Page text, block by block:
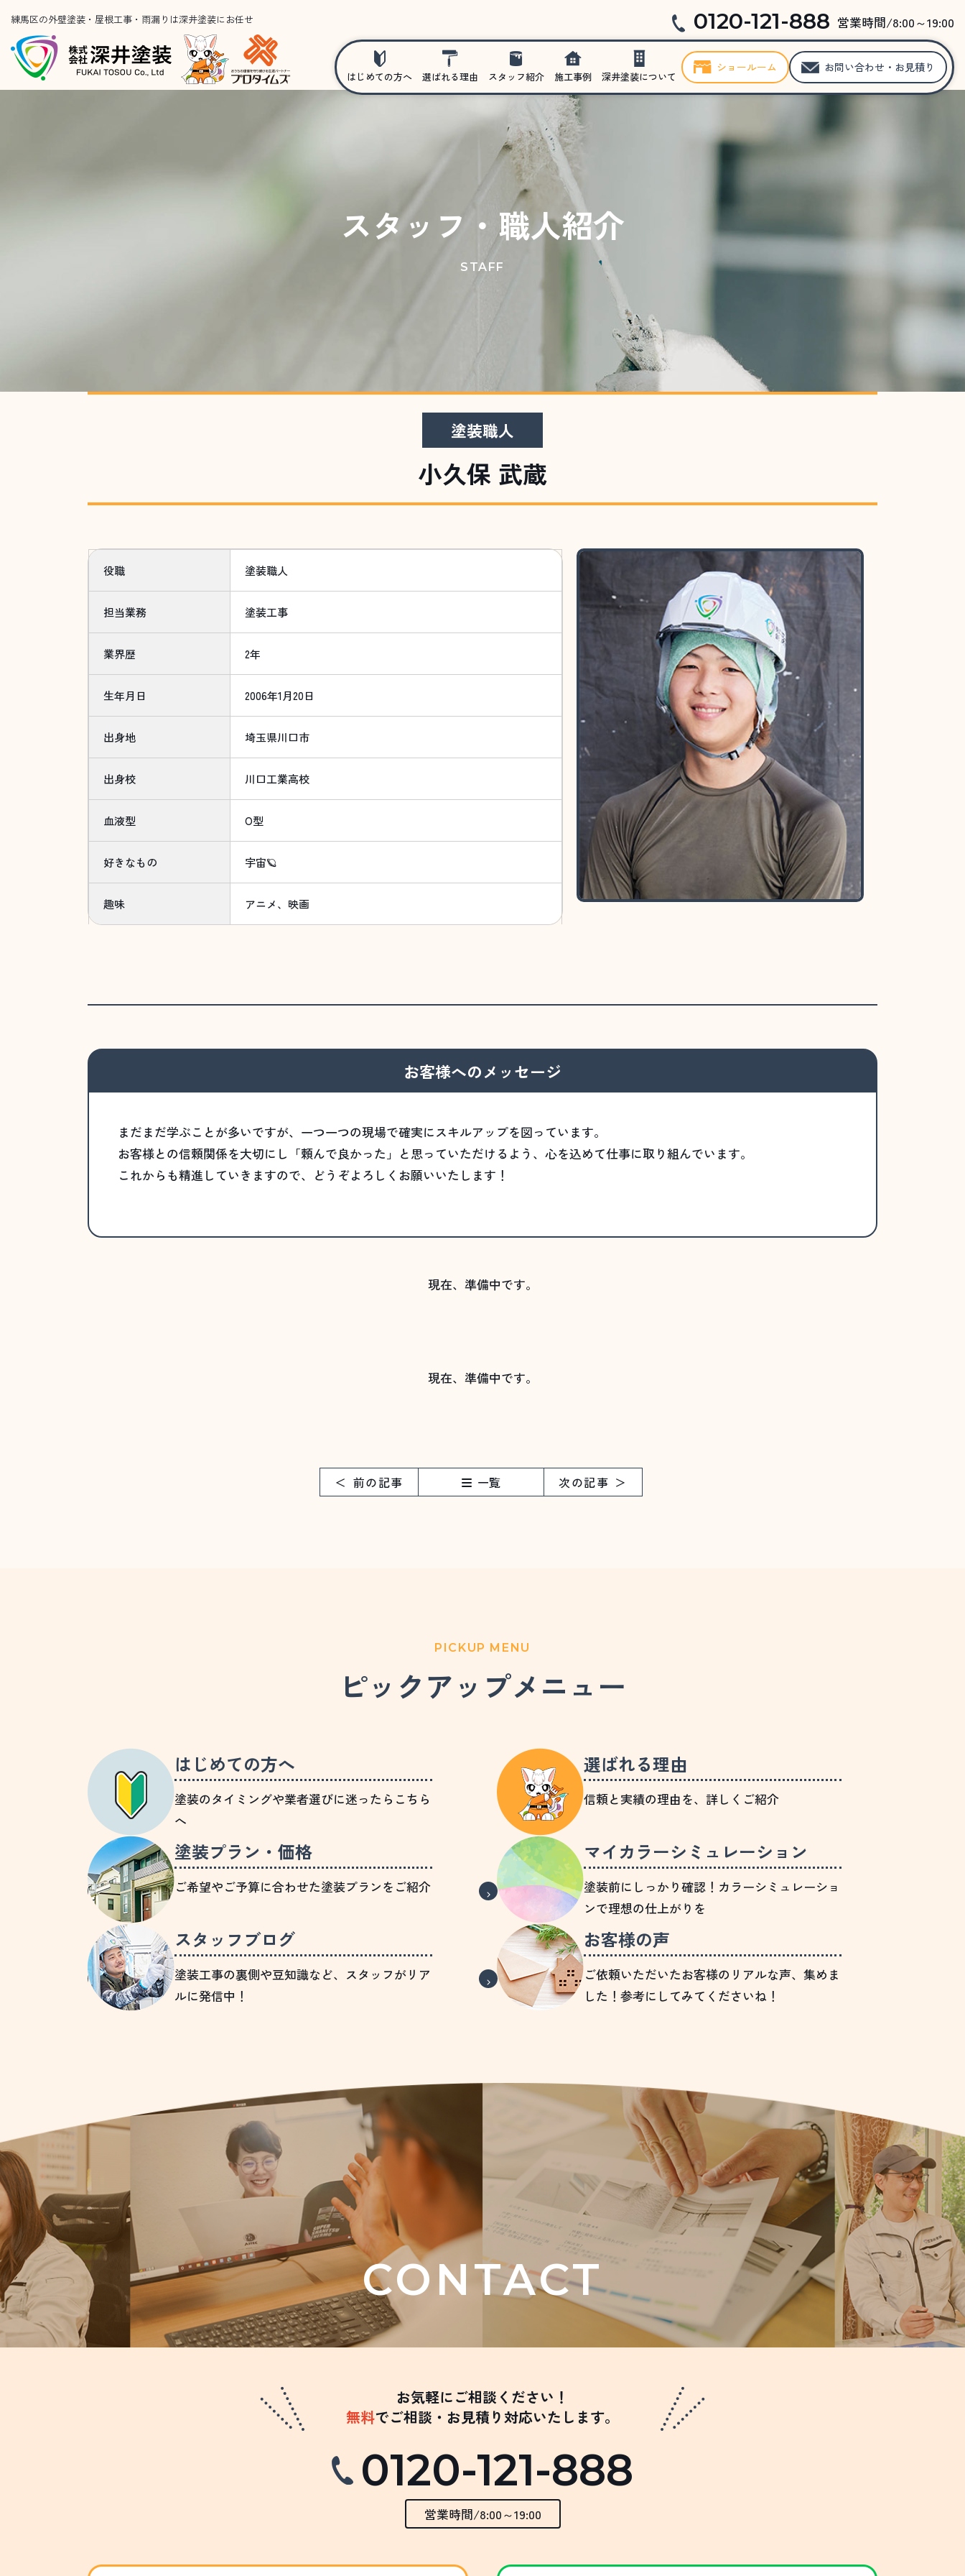
練馬区の外壁塗装・屋根工事・雨漏りは深井塗装にお任せ 0120-121-888 営業時間/8:00～19:00
はじめての方へ 選ばれる理由 スタッフ紹介 施工事例 深井塗装について
ショールーム お問い合わせ・お見積り
スタッフ・職人紹介
STAFF
塗装職人
小久保 武蔵
役職 塗装職人
担当業務 塗装工事
業界歴 2年
生年月日 2006年1月20日
出身地 埼玉県川口市
出身校 川口工業高校
血液型 O型
好きなもの 宇宙🪐
趣味 アニメ、映画
お客様へのメッセージ
まだまだ学ぶことが多いですが、一つ一つの現場で確実にスキルアップを図っています。
お客様との信頼関係を大切にし「頼んで良かった」と思っていただけるよう、心を込めて仕事に取り組んでいます。
これからも精進していきますので、どうぞよろしくお願いいたします！
現在、準備中です。
現在、準備中です。
前の記事 一覧 次の記事
PICKUP MENU
ピックアップメニュー
はじめての方へ
塗装のタイミングや業者選びに迷ったらこちら
へ
選ばれる理由
信頼と実績の理由を、詳しくご紹介
塗装プラン・価格
ご希望やご予算に合わせた塗装プランをご紹介
マイカラーシミュレーション
塗装前にしっかり確認！カラーシミュレーショ
ンで理想の仕上がりを
スタッフブログ
塗装工事の裏側や豆知識など、スタッフがリア
ルに発信中！
お客様の声
ご依頼いただいたお客様のリアルな声、集めま
した！参考にしてみてくださいね！
CONTACT
お気軽にご相談ください！
無料でご相談・お見積り対応いたします。
0120-121-888
営業時間/8:00～19:00